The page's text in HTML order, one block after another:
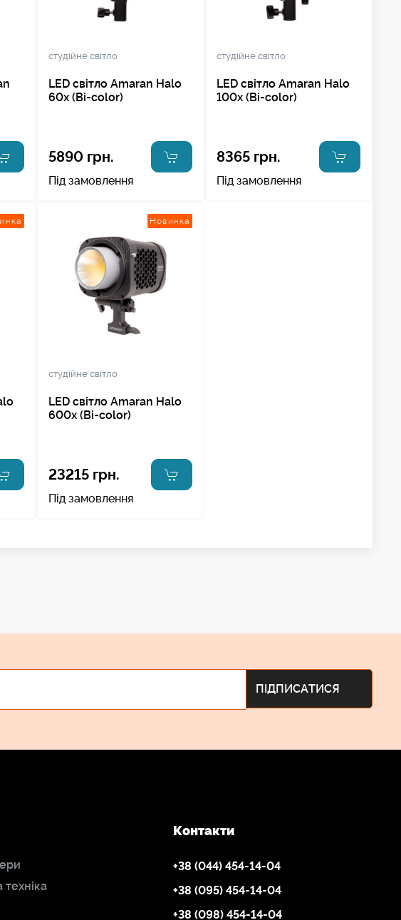
студійне світло
LED світло Amaran Halo
60x (Bi-color)
5890 грн.
Під замовлення
студійне світло
LED світло Amaran Halo
100x (Bi-color)
8365 грн.
Під замовлення
Новинка
студійне світло
LED світло Amaran Halo
600x (Bi-color)
23215 грн.
Під замовлення
техніка
Контакти
+38 (044) 454-14-04
+38 (095) 454-14-04
+38 (098) 454-14-04